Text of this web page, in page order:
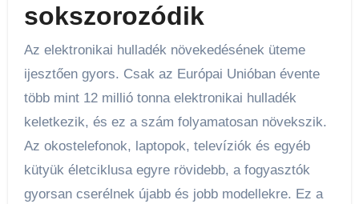
sokszorozódik
Az elektronikai hulladék növekedésének üteme
ijesztően gyors. Csak az Európai Unióban évente
több mint 12 millió tonna elektronikai hulladék
keletkezik, és ez a szám folyamatosan növekszik.
Az okostelefonok, laptopok, televíziók és egyéb
kütyük életciklusa egyre rövidebb, a fogyasztók
gyorsan cserélnek újabb és jobb modellekre. Ez a